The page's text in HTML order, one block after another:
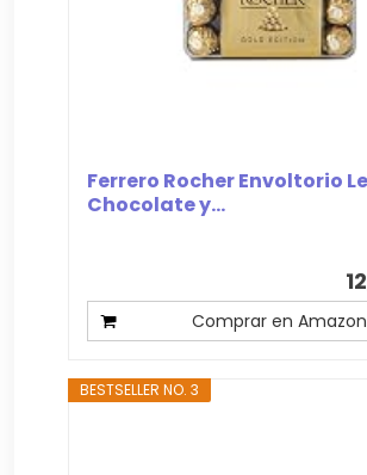
Ferrero Rocher Envoltorio
Chocolate y...
Comprar en Amazon
BESTSELLER NO. 3